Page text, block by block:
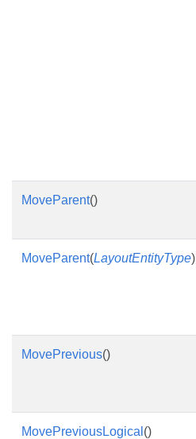
MoveParent()
MoveParent(LayoutEntityType)
MovePrevious()
MovePreviousLogical ()